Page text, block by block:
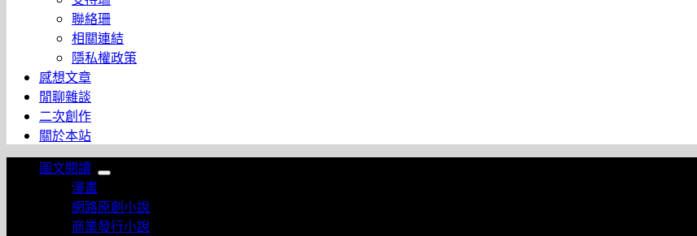
聯絡珊
相關連結
隱私權政策
感想文章
閒聊雜談
二次創作
關於本站
圖文閱讀
漫畫
網路原創小說
商業發行小說